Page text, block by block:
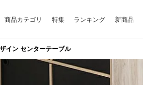
商品カテゴリ 特集 ランキング 新商品
イン センターテーブル